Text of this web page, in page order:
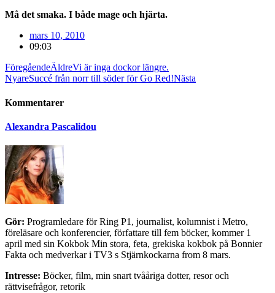
Må det smaka. I både mage och hjärta.
mars 10, 2010
09:03
FöregåendeÄldreVi är inga dockor längre.
NyareSuccé från norr till söder för Go Red!Nästa
Kommentarer
Alexandra Pascalidou
Gör: Programledare för Ring P1, journalist, kolumnist i Metro,
föreläsare och konferencier, författare till fem böcker, kommer 1
april med sin Kokbok Min stora, feta, grekiska kokbok på Bonnier
Fakta och medverkar i TV3 s Stjärnkockarna from 8 mars.
Intresse: Böcker, film, min snart tvååriga dotter, resor och
rättvisefrågor, retorik